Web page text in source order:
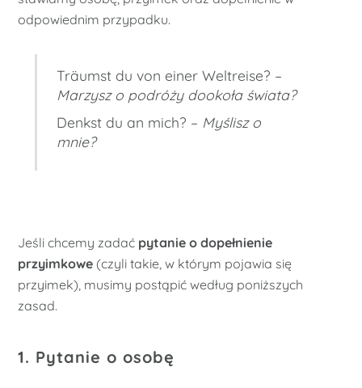
odpowiednim przypadku.
Träumst du von einer Weltreise? –
Marzysz o podróży dookoła świata?
Denkst du an mich? – Myślisz o
mnie?
Jeśli chcemy zadać pytanie o dopełnienie
przyimkowe (czyli takie, w którym pojawia się
przyimek), musimy postąpić według poniższych
zasad.
1. Pytanie o osobę